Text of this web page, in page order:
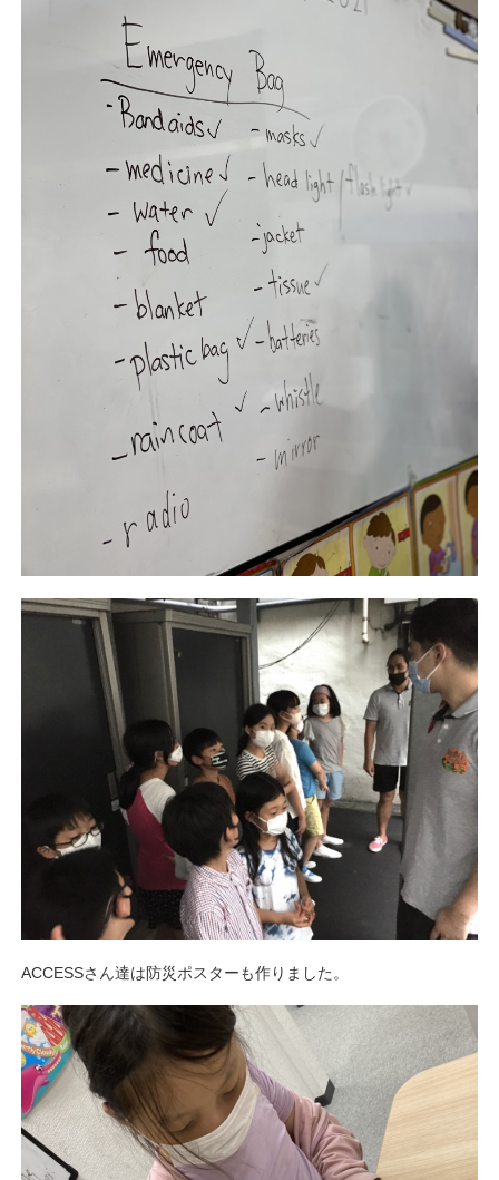
ACCESSさん達は防災ポスターも作りました。